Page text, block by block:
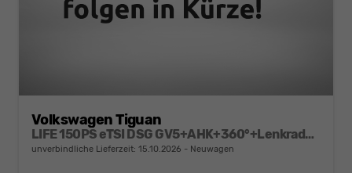
Volkswagen Tiguan
LIFE 150PS eTSI DSG GV5+AHK+360°+Lenkradheiz+IQ.Drive+ACC+App+eHeck+LED
unverbindliche Lieferzeit: 15.10.2026 Neuwagen